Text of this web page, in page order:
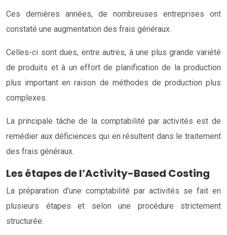
Ces dernières années, de nombreuses entreprises ont
constaté une augmentation des frais généraux.
Celles-ci sont dues, entre autres, à une plus grande variété
de produits et à un effort de planification de la production
plus important en raison de méthodes de production plus
complexes.
La principale tâche de la comptabilité par activités est de
remédier aux déficiences qui en résultent dans le traitement
des frais généraux.
Les étapes de l’Activity-Based Costing
La préparation d’une comptabilité par activités se fait en
plusieurs étapes et selon une procédure strictement
structurée.